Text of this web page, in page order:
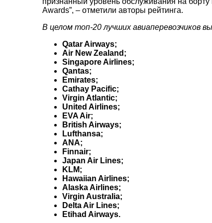
Awards”, – отметили авторы рейтинга.
В целом топ-20 лучших авиаперевозчиков
Qatar Airways;
Air New Zealand;
Singapore Airlines;
Qantas;
Emirates;
Cathay Pacific;
Virgin Atlantic;
United Airlines;
EVA Air;
British Airways;
Lufthansa;
ANA;
Finnair;
Japan Air Lines;
KLM;
Hawaiian Airlines;
Alaska Airlines;
Virgin Australia;
Delta Air Lines;
Etihad Airways.
*поля обов'язкові для заповнення